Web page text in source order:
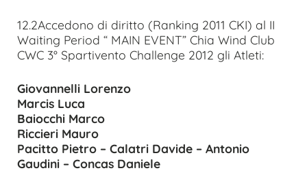
12.2Accedono di diritto (Ranking 2011 CKI) al II
Waiting Period “ MAIN EVENT” Chia Wind Club
CWC 3° Spartivento Challenge 2012 gli Atleti:
Giovannelli Lorenzo
Marcis Luca
Baiocchi Marco
Riccieri Mauro
Pacitto Pietro – Calatri Davide – Antonio
Gaudini – Concas Daniele